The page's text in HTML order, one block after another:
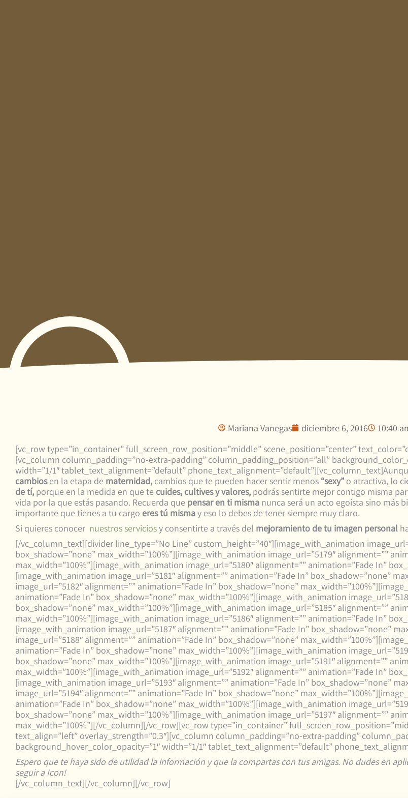
Mariana Vanegas diciembre 6, 2016
10:40
[vc_row type=”in_container” full_screen_row_position=”middle” scene_position=”center”
[vc_column column_padding=”no-extra-padding” column_padding_position=”all”
width=”1/1″ tablet_text_alignment=”default”
cambiosen la etapa de maternidad, cambios que te pueden hacer sentir menos “sexy” o atractiva, lo
de tí, porque en la medida en que te cuides, cultives y valores, podrás sentirte mejor contigo misma
vida por la que estás pasando. Recuerda que pensar en ti misma nunca será un acto egoísta sino más
importante que tienes a tu cargo eres tú mismay eso lo debes de tener siempre muy claro.
Si quieres conocer nuestros serviciosy consentirte a través del mejoramiento de tu imagen personal
[/vc_column_text][divider line_type=”No Line” custom_height=”40″][image_with_animation
box_shadow=”none” max_width=”100%”][image_with_animation image_url=”5179″ alignment=””
max_width=”100%”][image_with_animation image_url=”5180″ alignment=”” animation=”Fade In”
[image_with_animation image_url=”5181″ alignment=”” animation=”Fade In” box_shadow=”none”
image_url=”5182″ alignment=”” animation=”Fade In” box_shadow=”none”
animation=”Fade In” box_shadow=”none” max_width=”100%”][image_with_animation
box_shadow=”none” max_width=”100%”][image_with_animation image_url=”5185″ alignment=””
max_width=”100%”][image_with_animation image_url=”5186″ alignment=”” animation=”Fade In”
[image_with_animation image_url=”5187″ alignment=”” animation=”Fade In” box_shadow=”none”
image_url=”5188″ alignment=”” animation=”Fade In” box_shadow=”none”
animation=”Fade In” box_shadow=”none” max_width=”100%”][image_with_animation
box_shadow=”none” max_width=”100%”][image_with_animation image_url=”5191″ alignment=””
max_width=”100%”][image_with_animation image_url=”5192″ alignment=”” animation=”Fade In”
[image_with_animation image_url=”5193″ alignment=”” animation=”Fade In” box_shadow=”none”
image_url=”5194″ alignment=”” animation=”Fade In” box_shadow=”none”
animation=”Fade In” box_shadow=”none” max_width=”100%”][image_with_animation
box_shadow=”none” max_width=”100%”][image_with_animation image_url=”5197″ alignment=””
max_width=”100%”][/vc_column][/vc_row][vc_row type=”in_container”
text_align=”left” overlay_strength=”0.3″][vc_column column_padding=”no-extra-padding”
background_hover_color_opacity=”1″ width=”1/1″ tablet_text_alignment=”default”
Espero que te haya sido de utilidad la información y que la compartas con tus amigas. No dudes en
seguir a Icon!
[/vc_column_text][/vc_column][/vc_row]